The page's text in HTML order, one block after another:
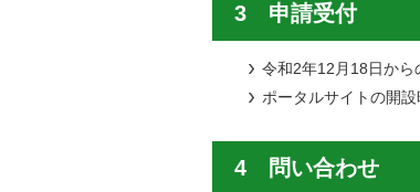
3 申請受付
令和2年12月18日から
ポータルサイトの開
4 問い合わせ